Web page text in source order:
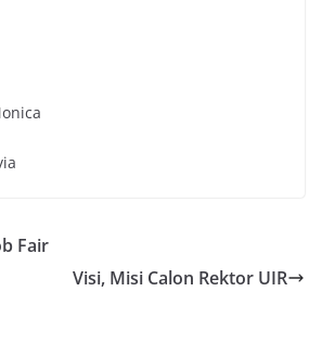
Fair
Visi, Misi Calon Rektor UIR